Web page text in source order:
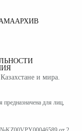
АРХИВ
и мира.
для лиц,